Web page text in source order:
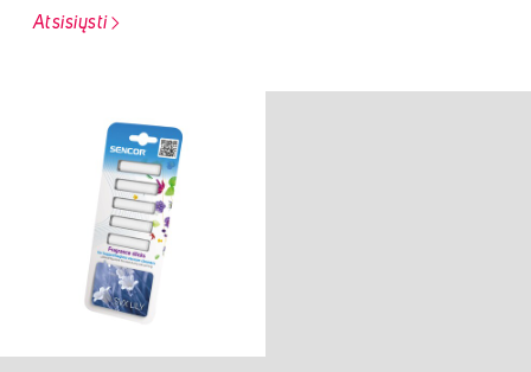
Atsisiųsti